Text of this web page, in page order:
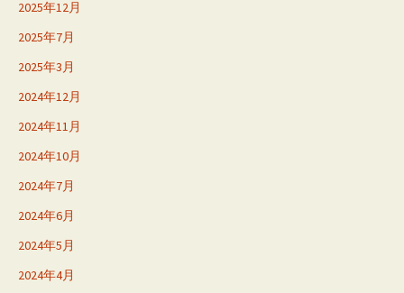
2025年12月
2025年7月
2025年3月
2024年12月
2024年11月
2024年10月
2024年7月
2024年6月
2024年5月
2024年4月